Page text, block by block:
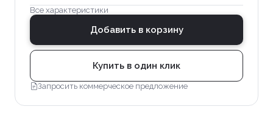
Все характеристики
Добавить в корзину
Купить в один клик
Запросить коммерческое предложение